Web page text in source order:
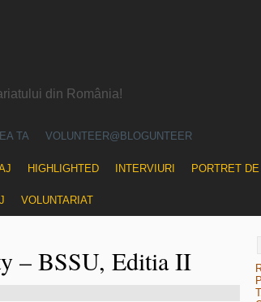
din România!
TA VOLUNTEER@BLOGUNTEER
HIGHLIGHTED INTERVIURI PORTRET
VOLUNTARIAT
– BSSU, Editia II